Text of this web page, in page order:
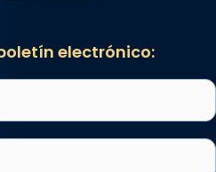
electrónico: